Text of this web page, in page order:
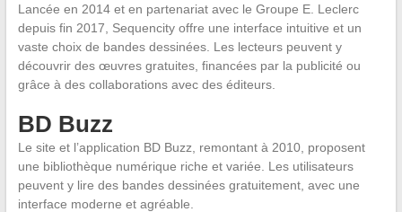
Lancée en 2014 et en partenariat avec le Groupe E. Leclerc
depuis fin 2017, Sequencity offre une interface intuitive et un
vaste choix de bandes dessinées. Les lecteurs peuvent y
découvrir des œuvres gratuites, financées par la publicité ou
grâce à des collaborations avec des éditeurs.
BD Buzz
Le site et l’application BD Buzz, remontant à 2010, proposent
une bibliothèque numérique riche et variée. Les utilisateurs
peuvent y lire des bandes dessinées gratuitement, avec une
interface moderne et agréable.